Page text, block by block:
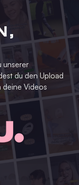
unserer
du den Upload
deine Videos